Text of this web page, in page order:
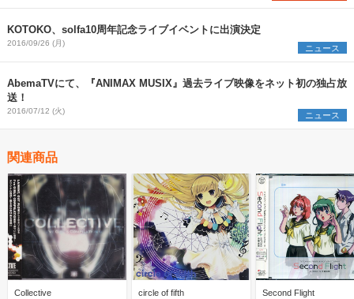
KOTOKO、solfa10周年記念ライブイベントに出演決定
2016/09/26 (月) ニュース
AbemaTVにて、『ANIMAX MUSIX』過去ライブ映像をネット初の独占放
送！
2016/07/12 (火) ニュース
関連商品
Collective circle of fifth Second Flight